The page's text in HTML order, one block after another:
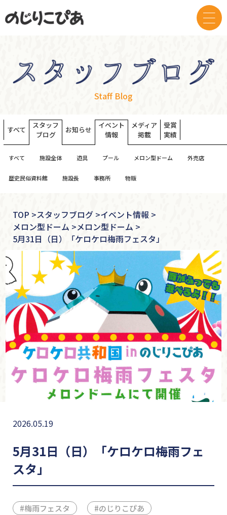
Staff Blog
すべて
スタッフ
ブログ
お知らせ
イベント
情報
メディア
掲載
受賞
実績
すべて 施設全体 遊具 プール メロン型ドーム 外売店
歴史民俗資料館 施設長 事務所 物販
TOP >スタッフブログ >イベント情報 >
メロン型ドーム >メロン型ドーム >
5月31日（日）「ケロケロ梅雨フェスタ」
2026.05.19
5月31日（日）「ケロケロ梅雨フェ
スタ」
#梅雨フェスタ #のじりこぴあ